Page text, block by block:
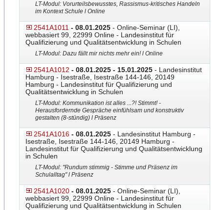
LT-Modul: Vorurteilsbewusstes, Rassismus-kritisches Handeln
im Kontext Schule l Online
2541A1011 - 08.01.2025 - Online-Seminar (LI),
webbasiert 99, 22999 Online - Landesinstitut für
Qualifizierung und Qualitätsentwicklung in Schulen
LT-Modul: Dazu fällt mir nichts mehr ein! l Online
2541A1012 - 08.01.2025 - 15.01.2025 - Landesinstitut
Hamburg - Isestraße, Isestraße 144-146, 20149
Hamburg - Landesinstitut für Qualifizierung und
Qualitätsentwicklung in Schulen
LT-Modul: Kommunikation ist alles ...?! Stimmt! -
Herausfordernde Gespräche einfühlsam und konstruktiv
gestalten (8-stündig) l Präsenz
2541A1016 - 08.01.2025 - Landesinstitut Hamburg -
Isestraße, Isestraße 144-146, 20149 Hamburg -
Landesinstitut für Qualifizierung und Qualitätsentwicklung
in Schulen
LT-Modul: "Rundum stimmig - Stimme und Präsenz im
Schulalltag" l Präsenz
2541A1020 - 08.01.2025 - Online-Seminar (LI),
webbasiert 99, 22999 Online - Landesinstitut für
Qualifizierung und Qualitätsentwicklung in Schulen